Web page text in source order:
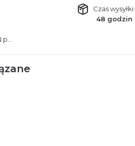
Czas wysyłki:
48 godzin